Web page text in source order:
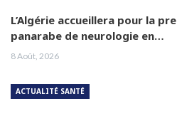
L’Algérie accueillera pour la
panarabe de neurologie en…
8 Août, 2026
ACTUALITÉ SANTÉ